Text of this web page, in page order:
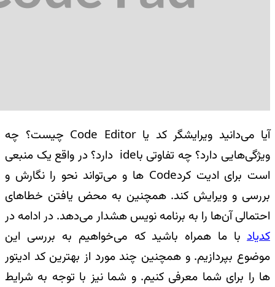
آیا می‌دانید ویرایشگر کد یا Code Editor چیست؟ چه
ویژگی‌هایی دارد؟ چه تفاوتی باide دارد؟ در واقع یک منبعی
است برای ادیت کردCode ها و می‌تواند نحو را نگارش و
بررسی و ویرایش کند. همچنین به محض یافتن خطاهای
احتمالی آن‌ها را به برنامه نویس هشدار می‌دهد. در ادامه در
کدیاد با ما همراه باشید که می‌خواهیم به بررسی این
موضوع بپردازیم. و همچنین چند مورد از بهترین کد ادیتور
ها را برای شما معرفی کنیم. و شما نیز با توجه به شرایط